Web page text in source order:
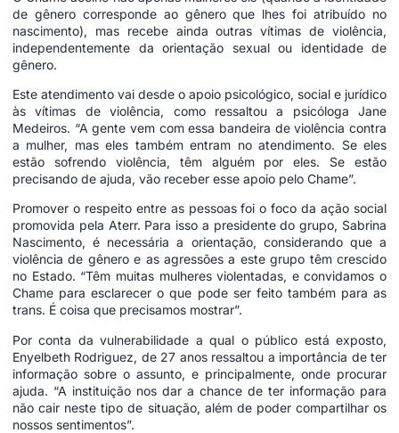
de gênero corresponde ao gênero que lhes foi atribuído no
nascimento), mas recebe ainda outras vítimas de violência,
independentemente da orientação sexual ou identidade de
gênero.
Este atendimento vai desde o apoio psicológico, social e jurídico
às vítimas de violência, como ressaltou a psicóloga Jane
Medeiros. “A gente vem com essa bandeira de violência contra
a mulher, mas eles também entram no atendimento. Se eles
estão sofrendo violência, têm alguém por eles. Se estão
precisando de ajuda, vão receber esse apoio pelo Chame”.
Promover o respeito entre as pessoas foi o foco da ação social
promovida pela Aterr. Para isso a presidente do grupo, Sabrina
Nascimento, é necessária a orientação, considerando que a
violência de gênero e as agressões a este grupo têm crescido
no Estado. “Têm muitas mulheres violentadas, e convidamos o
Chame para esclarecer o que pode ser feito também para as
trans. É coisa que precisamos mostrar”.
Por conta da vulnerabilidade a qual o público está exposto,
Enyelbeth Rodriguez, de 27 anos ressaltou a importância de ter
informação sobre o assunto, e principalmente, onde procurar
ajuda. “A instituição nos dar a chance de ter informação para
não cair neste tipo de situação, além de poder compartilhar os
nossos sentimentos”.